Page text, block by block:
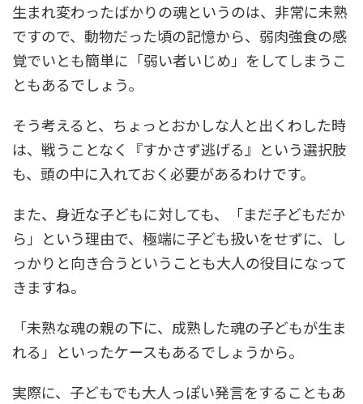
生まれ変わったばかりの魂というのは、非常に未熟
ですので、動物だった頃の記憶から、弱肉強食の感
覚でいとも簡単に「弱い者いじめ」をしてしまうこ
ともあるでしょう。
そう考えると、ちょっとおかしな人と出くわした時
は、戦うことなく『すかさず逃げる』という選択肢
も、頭の中に入れておく必要があるわけです。
また、身近な子どもに対しても、「まだ子どもだか
ら」という理由で、極端に子ども扱いをせずに、し
っかりと向き合うということも大人の役目になって
きますね。
「未熟な魂の親の下に、成熟した魂の子どもが生ま
れる」といったケースもあるでしょうから。
実際に、子どもでも大人っぽい発言をすることもあ